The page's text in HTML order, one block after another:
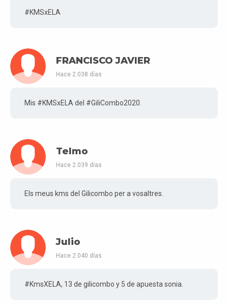
#KMSxELA
FRANCISCO JAVIER
Hace 2.038 días
Mis #KMSxELA del #GiliCombo2020.
Telmo
Hace 2.039 días
Els meus kms del Gilicombo per a vosaltres.
Julio
Hace 2.040 días
#KmsXELA, 13 de gilicombo y 5 de apuesta sonia.